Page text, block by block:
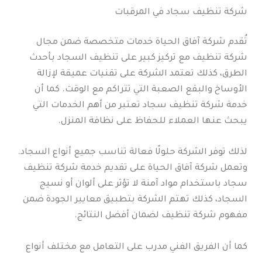
شركة تنظيف سجاد في المرقبات
تُقدم شركة آفاق الحياة خدمات متخصصة ضمن مجال
شركة تنظيف مع تركيز كبير على تنظيف السجاد بأحدث
الطرق، كذلك تعتمد الشركة على تقنيات عميقة لإزالة
الأوساخ والبقع الصعبة التي تتراكم مع الوقت. كما أن
خدمة شركة تنظيف سجاد تعتبر من أهم الخدمات التي
يبحث عنها العملاء للحفاظ على نظافة المنزل.
لذلك توفر الشركة حلولًا فعالة تناسب جميع أنواع السجاد.
وتعمل شركة آفاق الحياة على تقديم خدمة شركة تنظيف
سجاد باستخدام مواد آمنة لا تؤثر على ألوان أو نسيج
السجاد، كذلك تهتم الشركة بتطبيق معايير الجودة ضمن
مفهوم شركة تنظيف لضمان أفضل النتائج.
كما أن الفريق الفني مدرب على التعامل مع مختلف أنواع